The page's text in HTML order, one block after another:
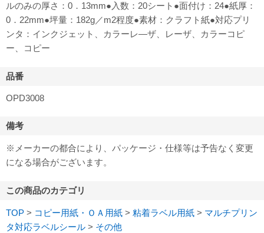
ルのみの厚さ：0．13mm●入数：20シート●面付け：24●紙厚：
0．22mm●坪量：182g／m2程度●素材：クラフト紙●対応プリ
ンタ：インクジェット、カラーレ―ザ、レーザ、カラーコピ
ー、コピー
品番
OPD3008
備考
※メーカーの都合により、パッケージ・仕様等は予告なく変更
になる場合がございます。
この商品のカテゴリ
TOP > コピー用紙・ＯＡ用紙 > 粘着ラベル用紙 > マルチプリン
タ対応ラベルシール > その他